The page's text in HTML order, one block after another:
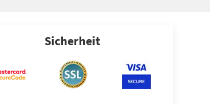
Sicherheit